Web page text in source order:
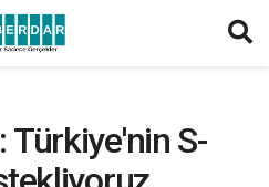
Türkiye'nin S-